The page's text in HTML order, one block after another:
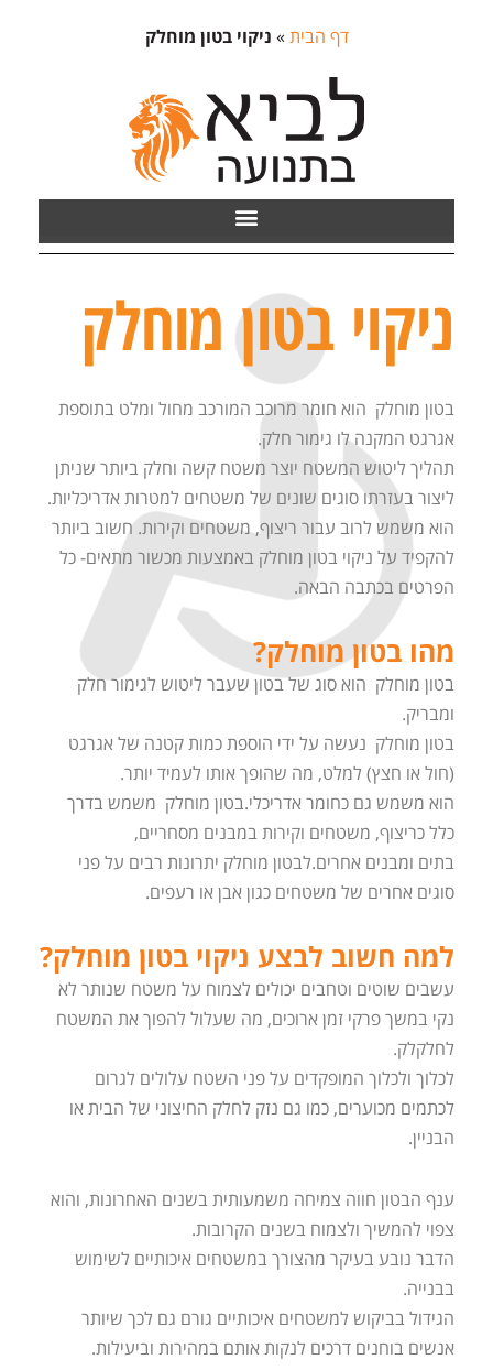
דף הבית»ניקוי בטון מוחלק
ניקוי בטון מוחלק
בטון מוחלק הוא חומר מרוכב המורכב מחול ומלט בתוספת
אגרגט המקנה לו גימור חלק.
תהליך ליטוש המשטח יוצר משטח קשה וחלק ביותר שניתן
ליצור בעזרתו סוגים שונים של משטחים למטרות אדריכליות.
הוא משמש לרוב עבור ריצוף, משטחים וקירות. חשוב ביותר
להקפיד על ניקוי בטון מוחלק באמצעות מכשור מתאים- כל
הפרטים בכתבה הבאה.
מהו בטון מוחלק?
בטון מוחלק הוא סוג של בטון שעבר ליטוש לגימור חלק
ומבריק.
בטון מוחלק נעשה על ידי הוספת כמות קטנה של אגרגט
(חול או חצץ) למלט, מה שהופך אותו לעמיד יותר.
הוא משמש גם כחומר אדריכלי.בטון מוחלק משמש בדרך
כלל כריצוף, משטחים וקירות במבנים מסחריים,
בתים ומבנים אחרים.לבטון מוחלק יתרונות רבים על פני
סוגים אחרים של משטחים כגון אבן או רעפים.
למה חשוב לבצע ניקוי בטון מוחלק?
עשבים שוטים וטחבים יכולים לצמוח על משטח שנותר לא
נקי במשך פרקי זמן ארוכים, מה שעלול להפוך את המשטח
לחלקלק.
לכלוך ולכלוך המופקדים על פני השטח עלולים לגרום
לכתמים מכוערים, כמו גם נזק לחלק החיצוני של הבית או
הבניין.
ענף הבטון חווה צמיחה משמעותית בשנים האחרונות, והוא
צפוי להמשיך ולצמוח בשנים הקרובות.
הדבר נובע בעיקר מהצורך במשטחים איכותיים לשימוש
בבנייה.
הגידול בביקוש למשטחים איכותיים גורם גם לכך שיותר
אנשים בוחנים דרכים לנקות אותם במהירות וביעילות.